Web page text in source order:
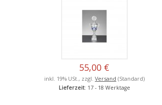
55,00 €
inkl. 19% USt., zzgl. Versand (Standard)
Lieferzeit: 17 - 18 Werktage